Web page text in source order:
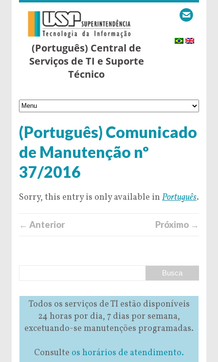
(Português) Central de
Serviços de TI e Suporte
Técnico
(Português) Comunicado
de Manutenção nº
37/2016
Sorry, this entry is only available in Português.
← Anterior Próximo →
Todos os serviços de TI estão disponíveis
24 horas por dia, 7 dias por semana,
excetuando-se manutenções programadas.
Consulte os horários de atendimento.